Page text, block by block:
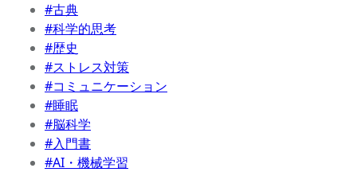
#古典
#科学的思考
#歴史
#ストレス対策
#コミュニケーション
#睡眠
#脳科学
#入門書
#AI・機械学習